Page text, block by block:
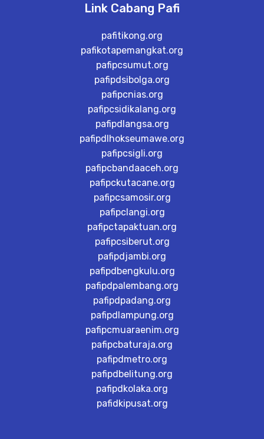
Link Cabang Pafi
pafitikong.org
pafikotapemangkat.org
pafipcsumut.org
pafipdsibolga.org
pafipcnias.org
pafipcsidikalang.org
pafipdlangsa.org
pafipdlhokseumawe.org
pafipcsigli.org
pafipcbandaaceh.org
pafipckutacane.org
pafipcsamosir.org
pafipclangi.org
pafipctapaktuan.org
pafipcsiberut.org
pafipdjambi.org
pafipdbengkulu.org
pafipdpalembang.org
pafipdpadang.org
pafipdlampung.org
pafipcmuaraenim.org
pafipcbaturaja.org
pafipdmetro.org
pafipdbelitung.org
pafipdkolaka.org
pafidkipusat.org